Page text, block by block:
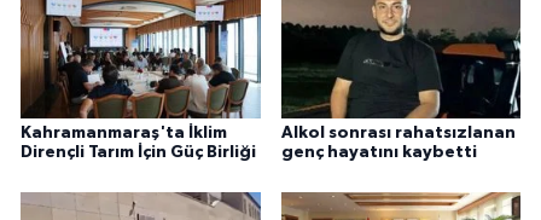
Kahramanmaraş'ta İklim
Dirençli Tarım İçin Güç Birliği
Alkol sonrası rahatsızlanan
genç hayatını kaybetti